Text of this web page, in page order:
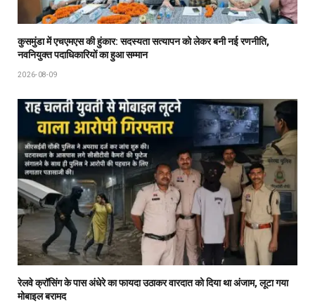
कुसमुंडा में एचएमएस की हुंकार: सदस्यता सत्यापन को लेकर बनी नई रणनीति,
नवनियुक्त पदाधिकारियों का हुआ सम्मान
2026-08-09
रेलवे क्रॉसिंग के पास अंधेरे का फायदा उठाकर वारदात को दिया था अंजाम, लूटा गया
मोबाइल बरामद